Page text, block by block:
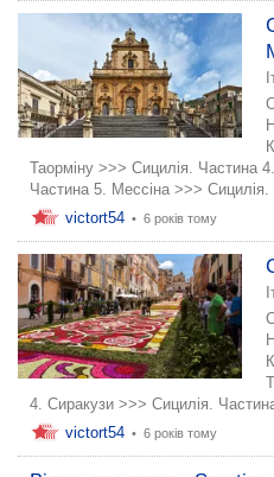
Таорміну >>> Сицилія. Частина
Частина 5. Мессіна >>> Сицилія.
victort54 • 6 років тому
4. Сиракузи >>> Сицилія.
victort54 • 6 років тому